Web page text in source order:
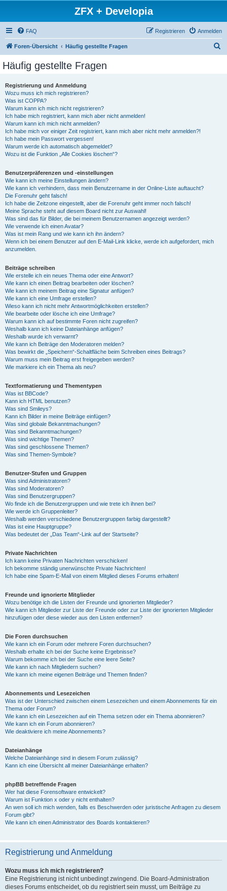
ZFX + Developia
FAQ Anmelden
Registrieren
Foren-Übersicht Häufig gestellte Fragen
Häufig gestellte Fragen
Registrierung und Anmeldung
Wozu muss ich mich registrieren?
Was ist COPPA?
Warum kann ich mich nicht registrieren?
Ich habe mich registriert, kann mich aber nicht anmelden!
Warum kann ich mich nicht anmelden?
Ich habe mich vor einiger Zeit registriert, kann mich aber nicht mehr anmelden?!
Ich habe mein Passwort vergessen!
Warum werde ich automatisch abgemeldet?
Wozu ist die Funktion „Alle Cookies löschen“?
Benutzerpräferenzen und -einstellungen
Wie kann ich meine Einstellungen ändern?
Wie kann ich verhindern, dass mein Benutzername in der Online-Liste auftaucht?
Die Forenuhr geht falsch!
Ich habe die Zeitzone eingestellt, aber die Forenuhr geht immer noch falsch!
Meine Sprache steht auf diesem Board nicht zur Auswahl!
Was sind das für Bilder, die bei meinem Benutzernamen angezeigt werden?
Wie verwende ich einen Avatar?
Was ist mein Rang und wie kann ich ihn ändern?
Wenn ich bei einem Benutzer auf den E-Mail-Link klicke, werde ich aufgefordert, mich
anzumelden.
Beiträge schreiben
Wie erstelle ich ein neues Thema oder eine Antwort?
Wie kann ich einen Beitrag bearbeiten oder löschen?
Wie kann ich meinem Beitrag eine Signatur anfügen?
Wie kann ich eine Umfrage erstellen?
Wieso kann ich nicht mehr Antwortmöglichkeiten erstellen?
Wie bearbeite oder lösche ich eine Umfrage?
Warum kann ich auf bestimmte Foren nicht zugreifen?
Weshalb kann ich keine Dateianhänge anfügen?
Weshalb wurde ich verwarnt?
Wie kann ich Beiträge den Moderatoren melden?
Was bewirkt die „Speichern“-Schaltfläche beim Schreiben eines Beitrags?
Warum muss mein Beitrag erst freigegeben werden?
Wie markiere ich ein Thema als neu?
Textformatierung und Thementypen
Was ist BBCode?
Kann ich HTML benutzen?
Was sind Smileys?
Kann ich Bilder in meine Beiträge einfügen?
Was sind globale Bekanntmachungen?
Was sind Bekanntmachungen?
Was sind wichtige Themen?
Was sind geschlossene Themen?
Was sind Themen-Symbole?
Benutzer-Stufen und Gruppen
Was sind Administratoren?
Was sind Moderatoren?
Was sind Benutzergruppen?
Wo finde ich die Benutzergruppen und wie trete ich ihnen bei?
Wie werde ich Gruppenleiter?
Weshalb werden verschiedene Benutzergruppen farbig dargestellt?
Was ist eine Hauptgruppe?
Was bedeutet der „Das Team“-Link auf der Startseite?
Private Nachrichten
Ich kann keine Privaten Nachrichten verschicken!
Ich bekomme ständig unerwünschte Private Nachrichten!
Ich habe eine Spam-E-Mail von einem Mitglied dieses Forums erhalten!
Freunde und ignorierte Mitglieder
Wozu benötige ich die Listen der Freunde und ignorierten Mitglieder?
Wie kann ich Mitglieder zur Liste der Freunde oder zur Liste der ignorierten Mitglieder
hinzufügen oder diese wieder aus den Listen entfernen?
Die Foren durchsuchen
Wie kann ich ein Forum oder mehrere Foren durchsuchen?
Weshalb erhalte ich bei der Suche keine Ergebnisse?
Warum bekomme ich bei der Suche eine leere Seite?
Wie kann ich nach Mitgliedern suchen?
Wie kann ich meine eigenen Beiträge und Themen finden?
Abonnements und Lesezeichen
Was ist der Unterschied zwischen einem Lesezeichen und einem Abonnements für ein
Thema oder Forum?
Wie kann ich ein Lesezeichen auf ein Thema setzen oder ein Thema abonnieren?
Wie kann ich ein Forum abonnieren?
Wie deaktiviere ich meine Abonnements?
Dateianhänge
Welche Dateianhänge sind in diesem Forum zulässig?
Kann ich eine Übersicht all meiner Dateianhänge erhalten?
phpBB betreffende Fragen
Wer hat diese Forensoftware entwickelt?
Warum ist Funktion x oder y nicht enthalten?
An wen soll ich mich wenden, falls es Beschwerden oder juristische Anfragen zu diesem
Forum gibt?
Wie kann ich einen Administrator des Boards kontaktieren?
Registrierung und Anmeldung
Wozu muss ich mich registrieren?
Eine Registrierung ist nicht unbedingt zwingend. Die Board-Administration
dieses Forums entscheidet, ob du registriert sein musst, um Beiträge zu